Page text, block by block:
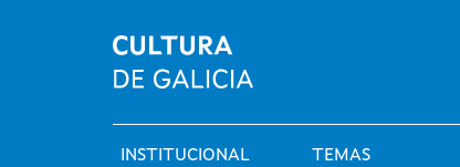
INSTITUCIONAL TEMAS